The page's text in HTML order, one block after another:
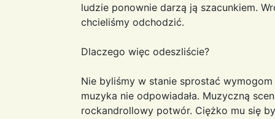
ludzie ponownie darzą ją szacunkiem.
chcieliśmy odchodzić.
Dlaczego więc odeszliście?
Nie byliśmy w stanie sprostać
muzyka nie odpowiadała. Muzyczną
rockandrollowy potwór. Ciężko mu się